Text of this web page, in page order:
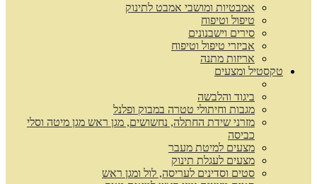
אמבטיות ומושבי אמבט לתינוק
טיפול וטיפוח
סירים וישבנונים
אביזרי טיפול וטיפוח
אריזות מתנה
טקסטיל ומצעים
ביגוד והלבשה
מגבות וחיתולי טטרה במבוק ופלנל
מזרני שידת החתלה, נחשושים, מגן ראש מגן מיטה וסלי
כביסה
מצעים למיטת מעבר
מצעים לעגלת תינוק
סטים וסדינים לעריסה, לול ומגן ראש